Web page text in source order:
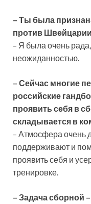
– Ты была
против
– Я была очень рада,
неожиданностью.
– Сейчас многие
российские
проявить себя в
складывается в
– Атмосфера очень
поддерживают и
проявить себя и
тренировке.
– Задача сборной